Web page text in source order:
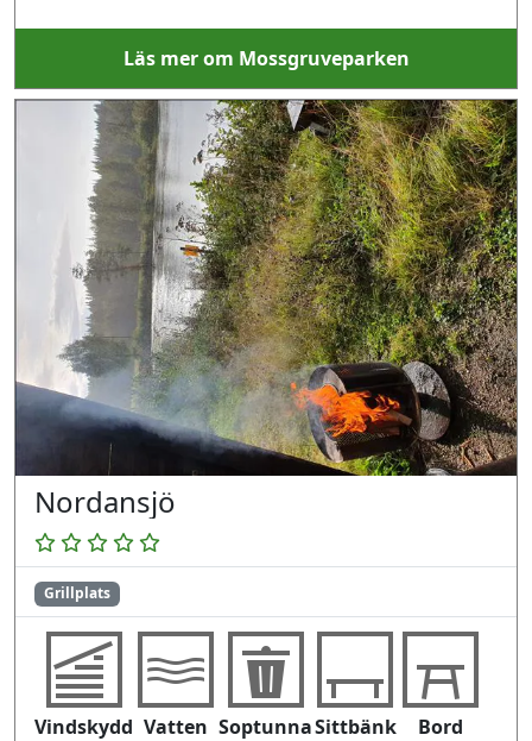
Läs mer om Mossgruveparken
Nordansjö
Grillplats
Vindskydd Vatten SoptunnaSittbänk Bord